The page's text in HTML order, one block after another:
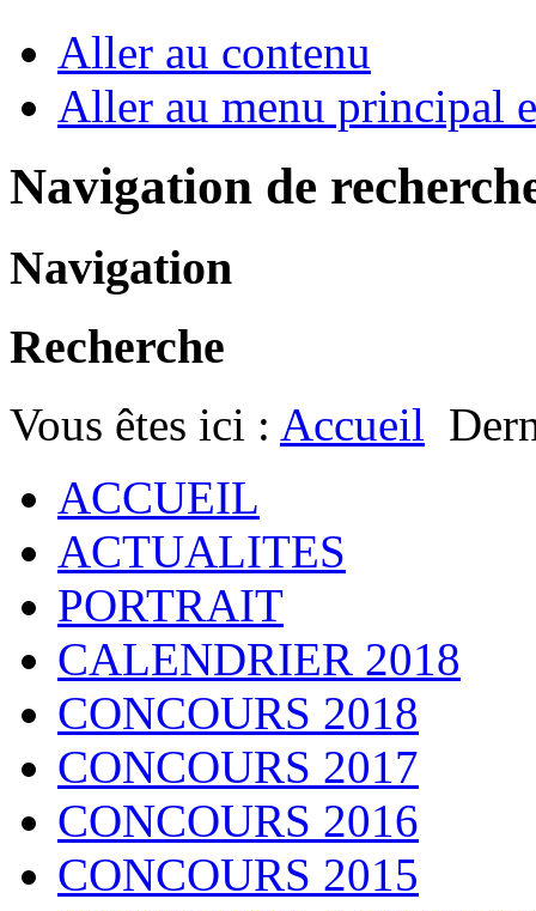
Aller au contenu
Aller au menu principal
Navigation de
Navigation
Recherche
Vous êtes ici : Accueil
ACCUEIL
ACTUALITES
PORTRAIT
CALENDRIER 2018
CONCOURS 2018
CONCOURS 2017
CONCOURS 2016
CONCOURS 2015